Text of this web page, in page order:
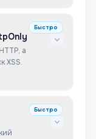
а
XSS.
Быстро
Быстро